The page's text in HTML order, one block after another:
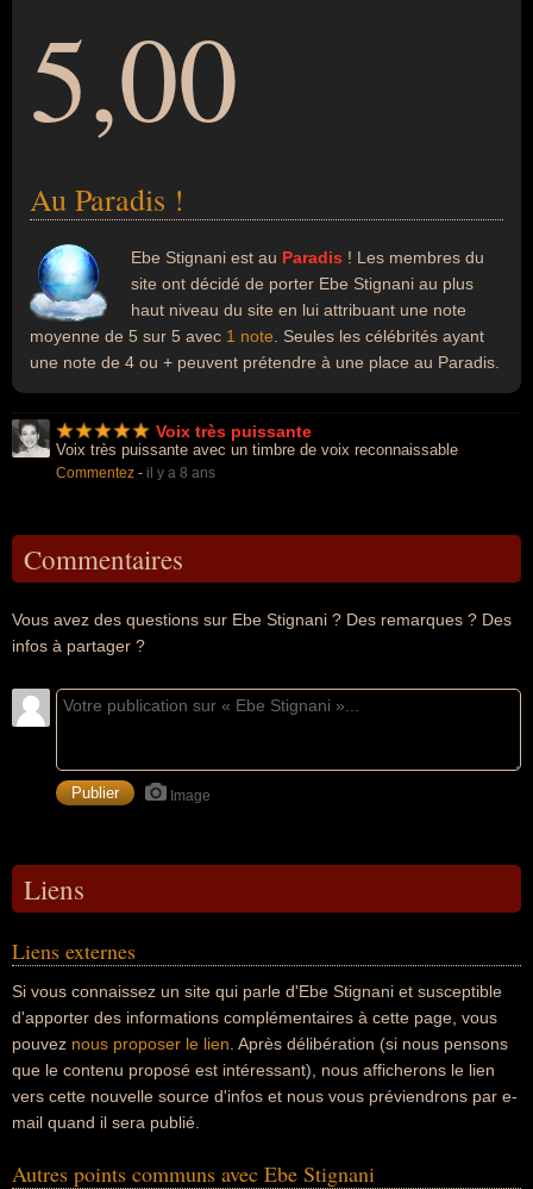
5,00
Au Paradis !
Ebe Stignani est au Paradis ! Les membres du
site ont décidé de porter Ebe Stignani au plus
haut niveau du site en lui attribuant une note
moyenne de 5 sur 5 avec 1 note . Seules les célébrités ayant
une note de 4 ou + peuvent prétendre à une place au Paradis.
Voix très puissante
Voix très puissante avec un timbre de voix reconnaissable
Commentez - il y a 8 ans
Commentaires
Vous avez des questions sur Ebe Stignani ? Des remarques ? Des
infos à partager ?
Image
Liens
Liens externes
Si vous connaissez un site qui parle d'Ebe Stignani et susceptible
d'apporter des informations complémentaires à cette page, vous
pouvez nous proposer le lien . Après délibération (si nous pensons
que le contenu proposé est intéressant), nous afficherons le lien
vers cette nouvelle source d'infos et nous vous préviendrons par e-
mail quand il sera publié.
Autres points communs avec Ebe Stignani